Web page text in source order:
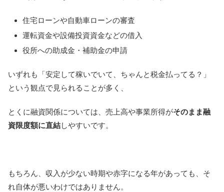
住宅ローンや自動車ローンの審査
運転資金や設備投資資金などの借入
役所への助成金・補助金の申請
いずれも「安定して稼いでいて、ちゃんと税金払ってる？」
という観点で見られることが多く、
とくに融資関係については、売上高や事業所得がそのまま融
資限度額に直結しやすいです。
もちろん、収入が少ない時期や赤字になる年があっても、そ
れ自体が悪いわけではありません。